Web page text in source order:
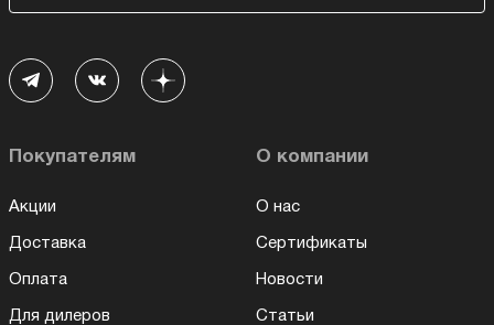
Покупателям
Акции
Доставка
Оплата
Для дилеров
О компании
О нас
Сертификаты
Новости
Статьи